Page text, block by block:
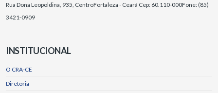
Rua Dona Leopoldina, 935, CentroFortaleza - Ceará Cep: 60.110-000Fone: (85)
3421-0909
INSTITUCIONAL
O CRA-CE
Diretoria